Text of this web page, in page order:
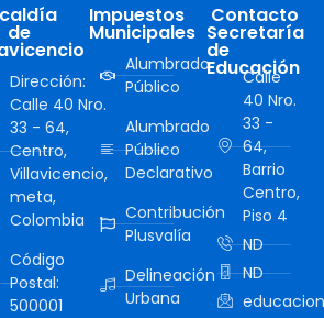
de
Dirección:
Calle 40 Nro.
33 - 64,
Centro,
Villavicencio,
meta,
Colombia
Código
Postal:
500001
Impuestos
Municipales
Alumbrado
Público
Alumbrado
Público
Declarativo
Contribución
Plusvalía
Delineación
Urbana
Contacto
Secretaría
de
Educación
Calle
40 Nro.
33 -
64,
Barrio
Centro,
Piso 4
ND
ND